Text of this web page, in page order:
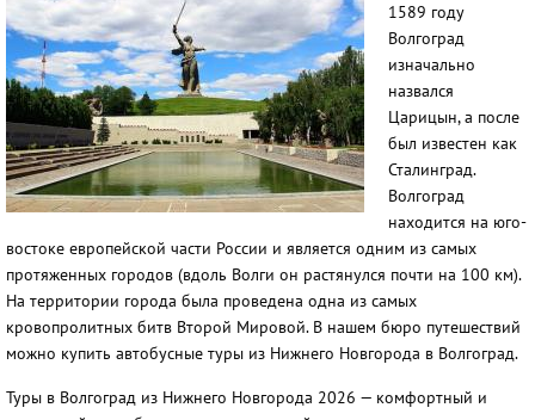
1589 году
Волгоград
изначально
назвался
Царицын, а после
был известен как
Сталинград.
Волгоград
находится на юго-
востоке европейской части России и является одним из самых
протяженных городов (вдоль Волги он растянулся почти на 100 км).
На территории города была проведена одна из самых
кровопролитных битв Второй Мировой. В нашем бюро путешествий
можно купить автобусные туры из Нижнего Новгорода в Волгоград.
Туры в Волгоград из Нижнего Новгорода 2026 — комфортный и